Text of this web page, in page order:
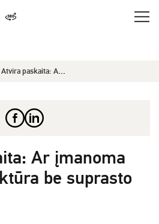
Atvira paskaita: Ar įmanoma gera architektūra be...
Ar įmanoma
be suprasto